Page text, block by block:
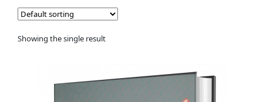
Showing the single result